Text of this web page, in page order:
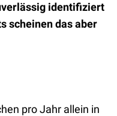
identifiziert
scheinen das aber
pro Jahr allein in